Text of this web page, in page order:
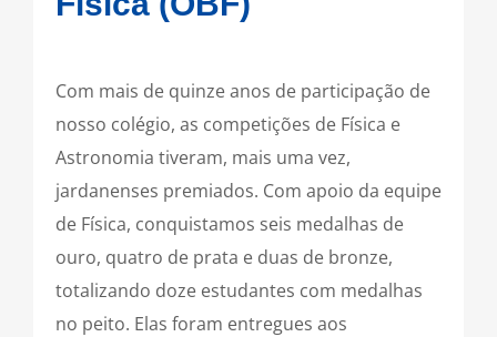
Com mais de quinze anos de participação de
nosso colégio, as competições de Física e
Astronomia tiveram, mais uma vez,
jardanenses premiados. Com apoio da equipe
de Física, conquistamos seis medalhas de
ouro, quatro de prata e duas de bronze,
totalizando doze estudantes com medalhas
no peito. Elas foram entregues aos